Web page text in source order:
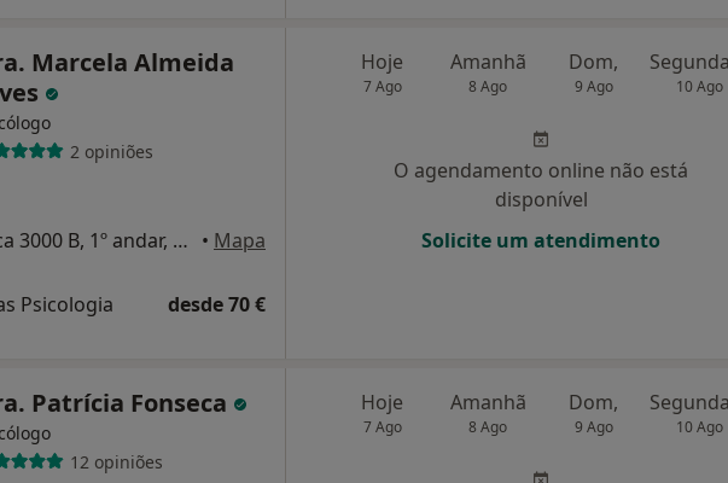
Marcela Almeida
2 opiniões
Avenida da República 3000 B, 1º andar, escritório 09. Alcoitão, Cascais • Mapa
Psicologia desde 70 €
Hoje
7 Ago
Amanhã
8 Ago
Dom,
9 Ago 10 Ago
O agendamento online não está
disponível
Solicite um atendimento
Patrícia Fonseca
12 opiniões
Hoje
7 Ago
Amanhã
8 Ago
Dom,
9 Ago 10 Ago